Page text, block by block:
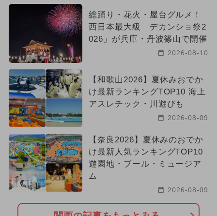
総踊り・花火・屋台グルメ！
西日本最大級「デカンショ祭2
026」が兵庫・丹波篠山で開催
2026-08-10
【和歌山2026】夏休みおでか
け最新ランキングTOP10 海上
アスレチック・川遊びも
2026-08-09
【奈良2026】夏休みのおでか
け最新人気ランキングTOP10
遊園地・プール・ミュージア
ム
2026-08-09